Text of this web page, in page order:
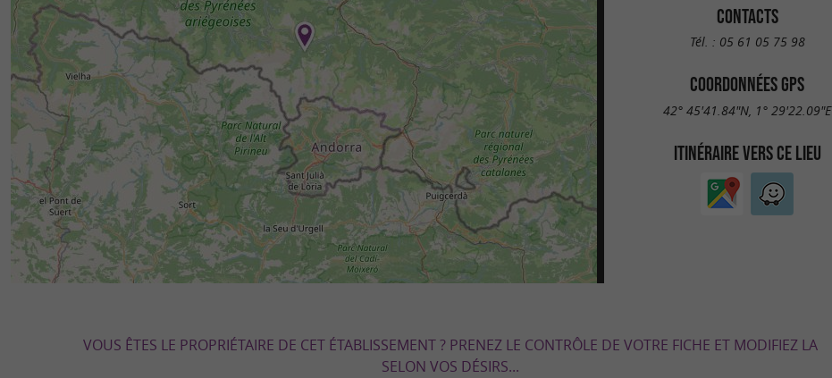
CONTACTS
Tél. : 05 61 05 75 98
COORDONNÉES GPS
42° 45'41.84"N, 1° 29'22.09"E
ITINÉRAIRE VERS CE LIEU
VOUS ÊTES LE PROPRIÉTAIRE DE CET ÉTABLISSEMENT ? PRENEZ LE CONTRÔLE DE VOTRE FICHE ET MODIFIEZ LA
SELON VOS DÉSIRS...